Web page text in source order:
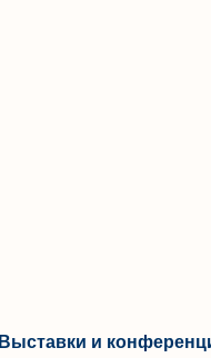
Выставки и